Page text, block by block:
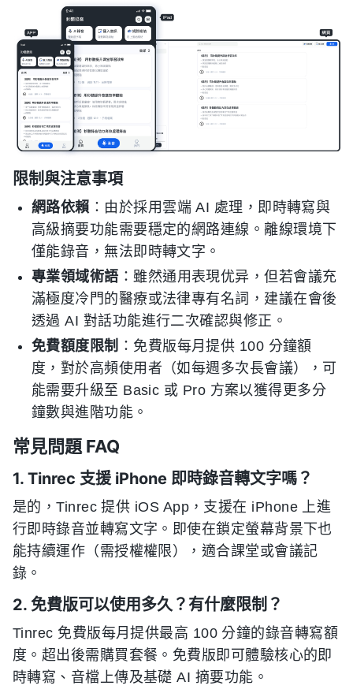
限制與注意事項
網路依賴 ：由於採用雲端 AI 處理，即時轉寫與
高級摘要功能需要穩定的網路連線。離線環境下
僅能錄音，無法即時轉文字。
專業領域術語 ：雖然通用表現优异，但若會議充
滿極度冷門的醫療或法律專有名詞，建議在會後
透過 AI 對話功能進行二次確認與修正。
免費額度限制 ：免費版每月提供 100 分鐘額
度，對於高頻使用者（如每週多次長會議），可
能需要升級至 Basic 或 Pro 方案以獲得更多分
鐘數與進階功能。
常見問題 FAQ
1. Tinrec 支援 iPhone 即時錄音轉文字嗎？
是的，Tinrec 提供 iOS App，支援在 iPhone 上進
行即時錄音並轉寫文字。即使在鎖定螢幕背景下也
能持續運作（需授權權限），適合課堂或會議記
錄。
2. 免費版可以使用多久？有什麼限制？
Tinrec 免費版每月提供最高 100 分鐘的錄音轉寫額
度。超出後需購買套餐。免費版即可體驗核心的即
時轉寫、音檔上傳及基礎 AI 摘要功能。